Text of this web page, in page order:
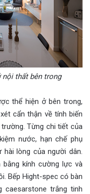
nội thất bên trong
thể hiện ở bên trong,
cẩn thận về tính biến
Từng chi tiết của
nước, hạn chế phụ
lòng của người dân.
kính cường lực và
Bếp Hight-spec có bàn
caesarstone trắng tinh